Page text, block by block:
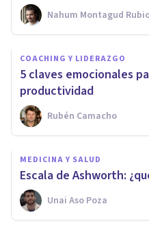
Nahum Montagud
COACHING Y LIDERAZGO
5 claves emocionales
productividad
Rubén Camacho
MEDICINA Y SALUD
Escala de Ashworth:
Unai Aso Poza